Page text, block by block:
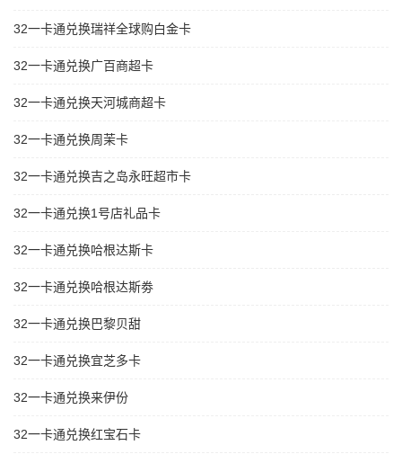
32一卡通兑换瑞祥全球购白金卡
32一卡通兑换广百商超卡
32一卡通兑换天河城商超卡
32一卡通兑换周茉卡
32一卡通兑换吉之岛永旺超市卡
32一卡通兑换1号店礼品卡
32一卡通兑换哈根达斯卡
32一卡通兑换哈根达斯劵
32一卡通兑换巴黎贝甜
32一卡通兑换宜芝多卡
32一卡通兑换来伊份
32一卡通兑换红宝石卡